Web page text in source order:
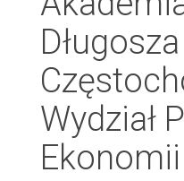
Wydział
Ekonomii